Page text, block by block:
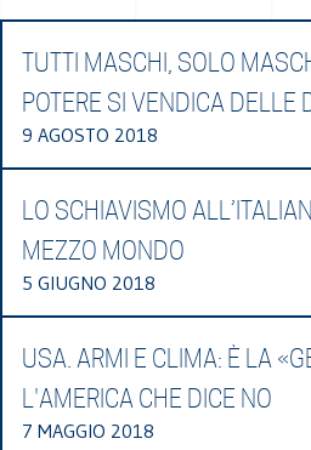
TUTTI MASCHI, SOLO
POTERE SI VENDICA DELLE
9 AGOSTO 2018
LO SCHIAVISMO
MEZZO MONDO
5 GIUGNO 2018
USA. ARMI E CLIMA: È LA
L'AMERICA CHE DICE NO
7 MAGGIO 2018